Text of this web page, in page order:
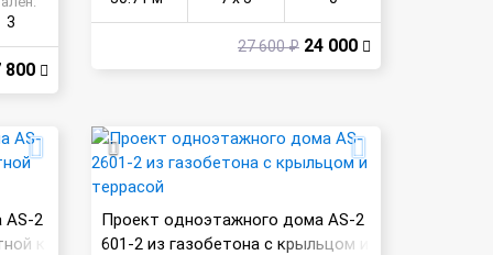
3
800
27 600 ₽ 24 000
AS-2
к
Проект одноэтажного дома AS-2
601-2 из газобетона с крыльцом и